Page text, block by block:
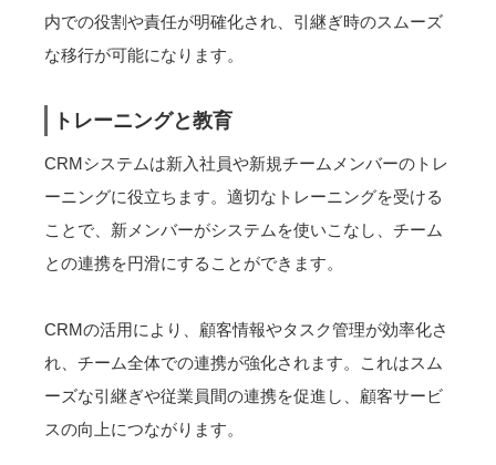
内での役割や責任が明確化され、引継ぎ時のスムーズ
な移行が可能になります。
トレーニングと教育
CRMシステムは新入社員や新規チームメンバーのトレ
ーニングに役立ちます。適切なトレーニングを受ける
ことで、新メンバーがシステムを使いこなし、チーム
との連携を円滑にすることができます。
CRMの活用により、顧客情報やタスク管理が効率化さ
れ、チーム全体での連携が強化されます。これはスム
ーズな引継ぎや従業員間の連携を促進し、顧客サービ
スの向上につながります。